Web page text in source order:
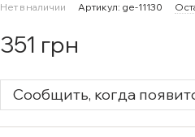
Нет в наличии Артикул: ge-11130
351 грн
Сообщить, когда